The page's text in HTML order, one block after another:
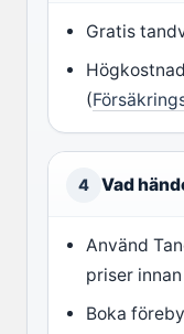
Gratis
(
4 Vad
Använd
priser
Boka